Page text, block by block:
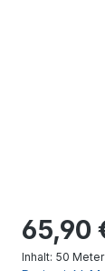
65,90
Inhalt: 50 Meter